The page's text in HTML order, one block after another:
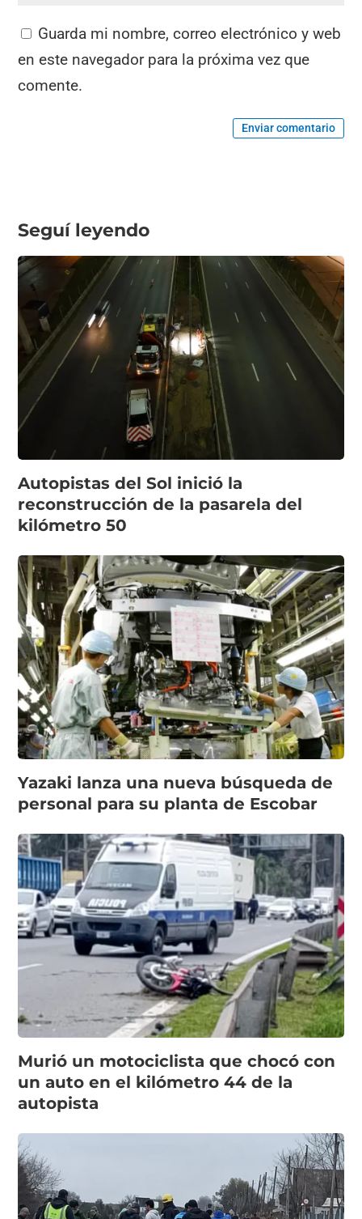
Guarda mi nombre, correo electrónico y web
en este navegador para la próxima vez que
comente.
Enviar comentario
Seguí leyendo
Autopistas del Sol inició la
reconstrucción de la pasarela del
kilómetro 50
Yazaki lanza una nueva búsqueda de
personal para su planta de Escobar
Murió un motociclista que chocó con
un auto en el kilómetro 44 de la
autopista